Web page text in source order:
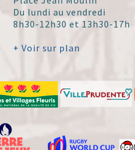
Du lundi au vendredi
8h30-12h30 et 13h30-17h
+ Voir sur plan